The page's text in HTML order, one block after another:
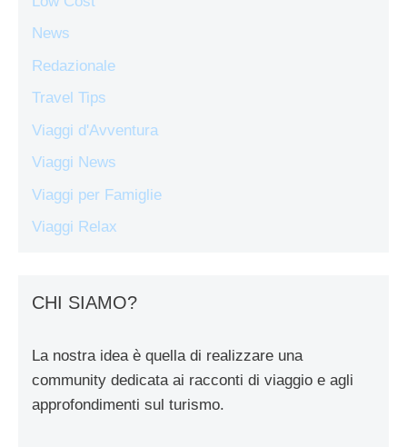
News
Redazionale
Travel Tips
Viaggi d'Avventura
Viaggi News
Viaggi per Famiglie
Viaggi Relax
CHI SIAMO?
La nostra idea è quella di realizzare una
community dedicata ai racconti di viaggio e agli
approfondimenti sul turismo.